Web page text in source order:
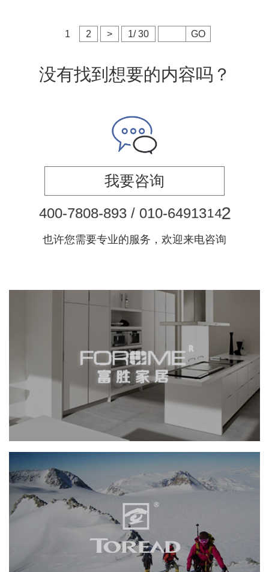
1 2 > 1/ 30 GO
没有找到想要的内容吗？
我要咨询
400-7808-893 / 010-64913142
也许您需要专业的服务，欢迎来电咨询
富胜家居
网页设计 家具家居
探路者
品牌官网 服装纺织 手机端网站